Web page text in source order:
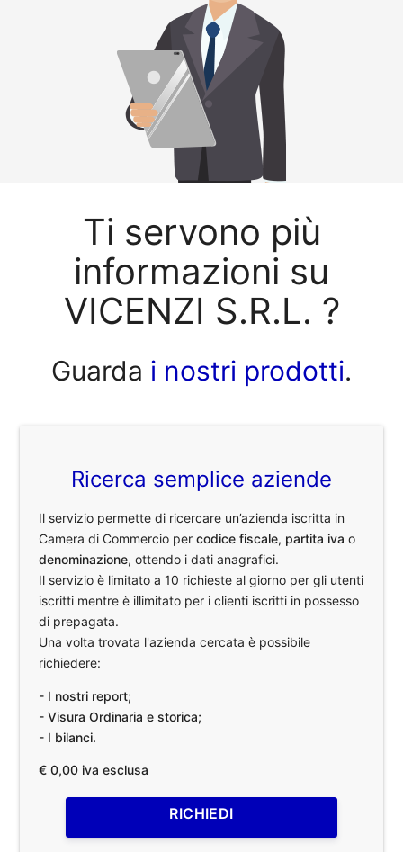
Ti servono più
informazioni su
VICENZI S.R.L. ?
Guarda i nostri prodotti.
Ricerca semplice aziende
Il servizio permette di ricercare un’azienda iscritta in
Camera di Commercio percodice fiscale, partita iva o
denominazione, ottendo i dati anagrafici.
Il servizio è limitato a 10 richieste al giorno per gli utenti
iscritti mentre è illimitato per i clienti iscritti in possesso
di prepagata.
Una volta trovata l'azienda cercata è possibile
richiedere:
- I nostri report;
- Visura Ordinaria e storica;
- I bilanci.
€ 0,00 iva esclusa
RICHIEDI